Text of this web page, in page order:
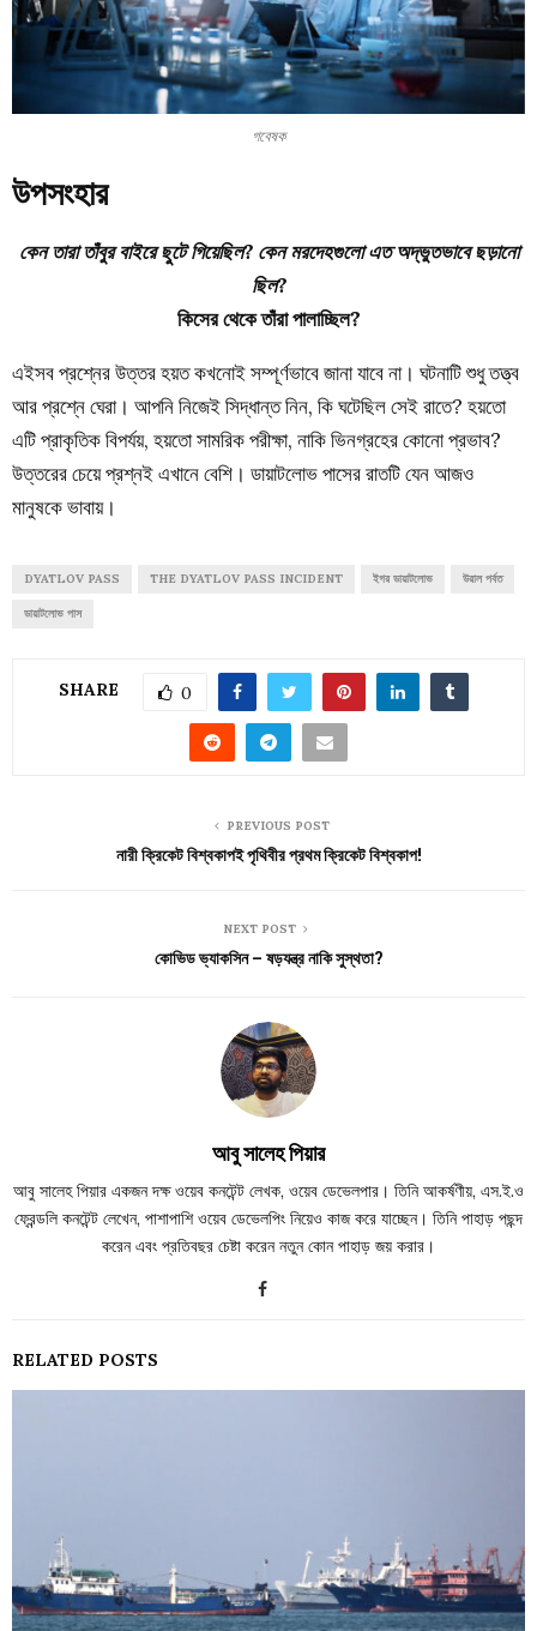
গবেষক
উপসংহার
কেন তারা তাঁবুর বাইরে ছুটে গিয়েছিল? কেন মরদেহগুলো এত অদ্ভুতভাবে ছড়ানো
ছিল?
কিসের থেকে তাঁরা পালাচ্ছিল?
এইসব প্রশ্নের উত্তর হয়ত কখনোই সম্পূর্ণভাবে জানা যাবে না। ঘটনাটি শুধু তত্ত্ব
আর প্রশ্নে ঘেরা। আপনি নিজেই সিদ্ধান্ত নিন, কি ঘটেছিল সেই রাতে? হয়তো
এটি প্রাকৃতিক বিপর্যয়, হয়তো সামরিক পরীক্ষা, নাকি ভিনগ্রহের কোনো প্রভাব?
উত্তরের চেয়ে প্রশ্নই এখানে বেশি। ডায়াটলোভ পাসের রাতটি যেন আজও
মানুষকে ভাবায়।
DYATLOV PASS THE DYATLOV PASS INCIDENT ইগর ডায়াটলোভ উরাল পর্বত
ডায়াটলোভ পাস
SHARE 0
PREVIOUS POST
নারী ক্রিকেট বিশ্বকাপই পৃথিবীর প্রথম ক্রিকেট বিশ্বকাপ!
NEXT POST
কোভিড ভ্যাকসিন – ষড়যন্ত্র নাকি সুস্থতা?
আবু সালেহ পিয়ার
আবু সালেহ পিয়ার একজন দক্ষ ওয়েব কনটেন্ট লেখক, ওয়েব ডেভেলপার। তিনি আকর্ষণীয়, এস.ই.ও
ফ্রেন্ডলি কনটেন্ট লেখেন, পাশাপাশি ওয়েব ডেভেলপিং নিয়েও কাজ করে যাচ্ছেন। তিনি পাহাড় পছন্দ
করেন এবং প্রতিবছর চেষ্টা করেন নতুন কোন পাহাড় জয় করার।
RELATED POSTS